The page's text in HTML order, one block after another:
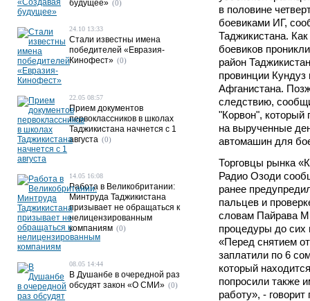
в половине
боевиками ИГ,
Таджикистана.
боевиков
район
провинции Кундуз
Афганистана.
следствию,
"Корвон", который
на вырученные
автомашин для
Торговцы рынка
Радио Озоди
ранее
пальцев и
словам Пайрава
процедуры до сих
«Перед снятием
заплатили по 6
который
попросили также
работу», -
будущее» (0)
24.10 13:33
Стали известны имена
победителей «Евразия-
Кинофест» (0)
22.05 08:57
Прием документов
первоклассников в школах
Таджикистана начнется с 1
августа (0)
14.05 16:08
Работа в Великобритании:
Минтруда Таджикистана
призывает не обращаться к
нелицензированным
компаниям (0)
08.05 14:44
В Душанбе в очередной раз
обсудят закон «О СМИ» (0)